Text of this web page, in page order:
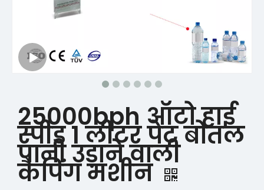
25000bph ऑटो हाई
स्पीड 1 लीटर पेट बोतल
पानी उड़ाने वाली
कैपिंग मशीन